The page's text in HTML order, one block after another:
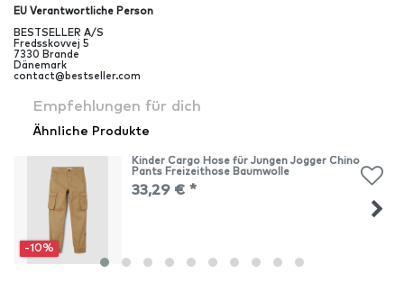
EU Verantwortliche Person
BESTSELLER A/S
Fredsskovvej 5
7330 Brande
Dänemark
contact@bestseller.com
Empfehlungen für dich
Ähnliche Produkte
-10%
Kinder Cargo Hose für Jungen Jogger Chino
Pants Freizeithose Baumwolle
33,29 € *